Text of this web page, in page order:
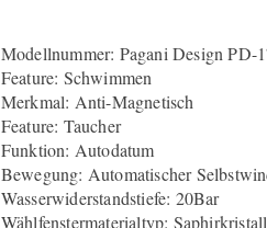
Modellnummer: Pagani Design PD-
Feature: Schwimmen
Merkmal: Anti-Magnetisch
Feature: Taucher
Funktion: Autodatum
Bewegung: Automatischer
Wasserwiderstandstiefe: 20Bar
Wählfenstermaterialtyp: Saphirkristall